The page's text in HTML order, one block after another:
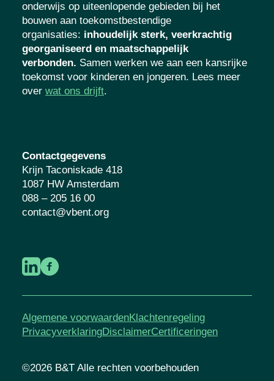
onderwijs op uiteenlopende gebieden bij het
bouwen aan toekomstbestendige
organisaties: inhoudelijk sterk, veerkrachtig
georganiseerd en maatschappelijk
verbonden. Samen werken we aan een kansrijke
toekomst voor kinderen en jongeren. Lees meer
over wat ons drijft.
Contactgegevens
Krijn Taconiskade 418
1087 HW Amsterdam
088 – 205 16 00
contact@vbent.org
Algemene voorwaardenKlachtenregeling
PrivacyverklaringDisclaimerCertificeringen
©2026 B&T Alle rechten voorbehouden